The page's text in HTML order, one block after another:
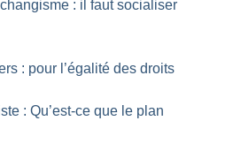
: il faut socialiser
: pour l’égalité des droits
: Qu’est-ce que le plan